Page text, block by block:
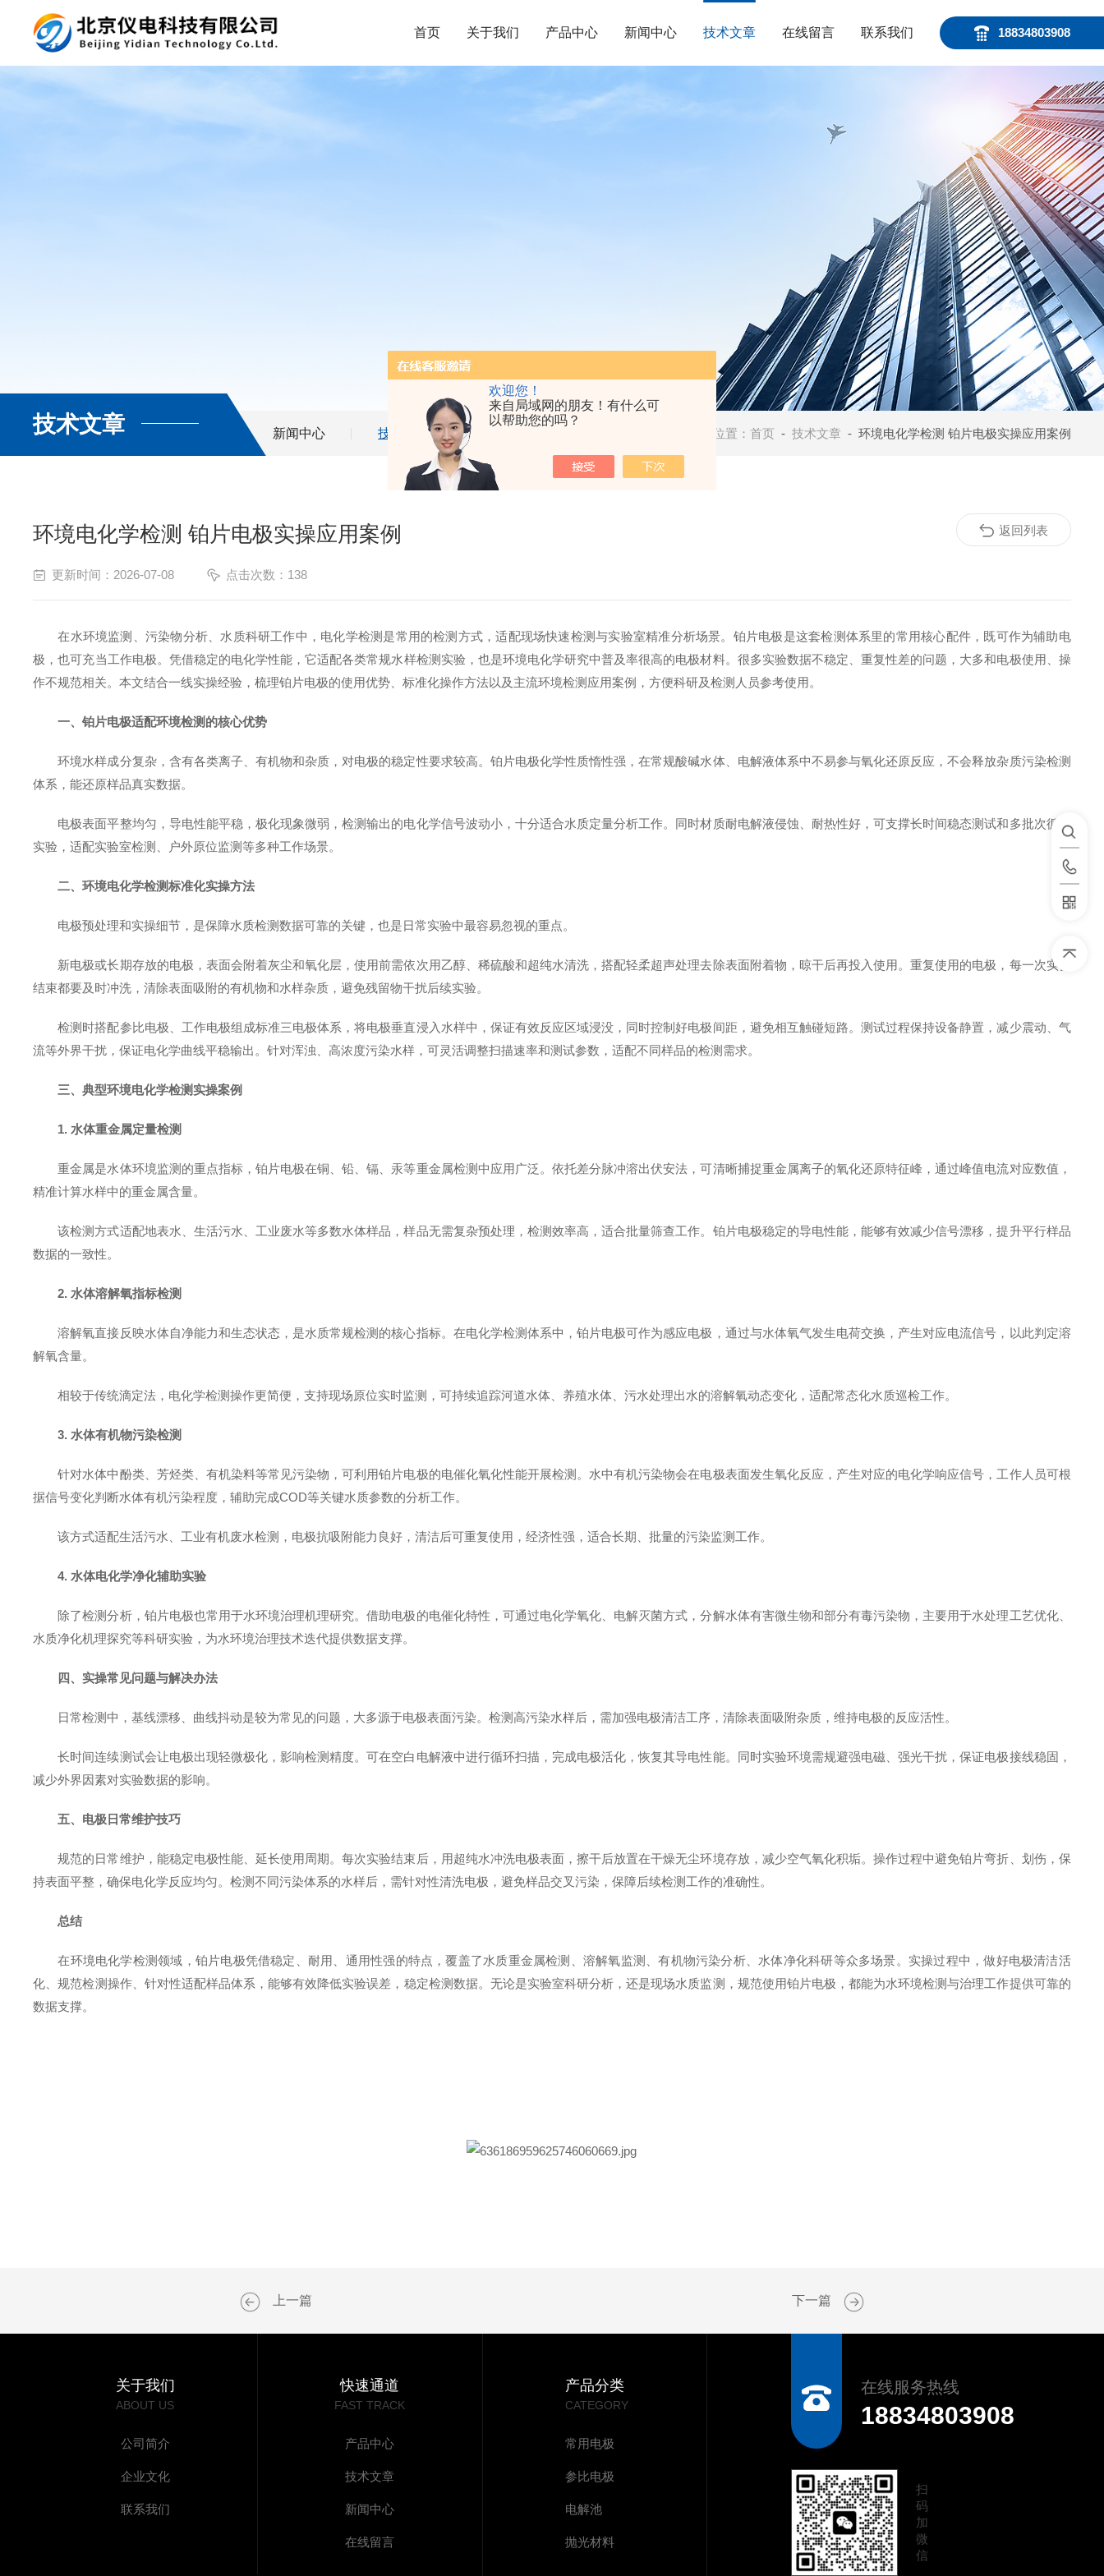
欢迎您！
来自局域网的朋友！有什么可
以帮助您的吗？
18834803908
首页 关于我们 产品中心 新闻中心 技术文章 在线留言 联系我们
技术文章 新闻中心 技术文章 当前位置： 首页 - 技术文章 - 环境电化学检测 铂片电极实操应用案例
环境电化学检测 铂片电极实操应用案例
更新时间：2026-07-08 点击次数：138
在水环境监测、污染物分析、水质科研工作中，电化学检测是常用的检测方式，适配现场快速检测与实验室精准分析场景。铂片电极是这套检测体系里的常用核心配件，既可作为辅助电
极，也可充当工作电极。凭借稳定的电化学性能，它适配各类常规水样检测实验，也是环境电化学研究中普及率很高的电极材料。很多实验数据不稳定、重复性差的问题，大多和电极使用、操
作不规范相关。本文结合一线实操经验，梳理铂片电极的使用优势、标准化操作方法以及主流环境检测应用案例，方便科研及检测人员参考使用。
一、铂片电极适配环境检测的核心优势
环境水样成分复杂，含有各类离子、有机物和杂质，对电极的稳定性要求较高。铂片电极化学性质惰性强，在常规酸碱水体、电解液体系中不易参与氧化还原反应，不会释放杂质污染检测
体系，能还原样品真实数据。
电极表面平整均匀，导电性能平稳，极化现象微弱，检测输出的电化学信号波动小，十分适合水质定量分析工作。同时材质耐电解液侵蚀、耐热性好，可支撑长时间稳态测试和多批次循环
实验，适配实验室检测、户外原位监测等多种工作场景。
二、环境电化学检测标准化实操方法
电极预处理和实操细节，是保障水质检测数据可靠的关键，也是日常实验中最容易忽视的重点。
新电极或长期存放的电极，表面会附着灰尘和氧化层，使用前需依次用乙醇、稀硫酸和超纯水清洗，搭配轻柔超声处理去除表面附着物，晾干后再投入使用。重复使用的电极，每一次实验
结束都要及时冲洗，清除表面吸附的有机物和水样杂质，避免残留物干扰后续实验。
检测时搭配参比电极、工作电极组成标准三电极体系，将电极垂直浸入水样中，保证有效反应区域浸没，同时控制好电极间距，避免相互触碰短路。测试过程保持设备静置，减少震动、气
流等外界干扰，保证电化学曲线平稳输出。针对浑浊、高浓度污染水样，可灵活调整扫描速率和测试参数，适配不同样品的检测需求。
三、典型环境电化学检测实操案例
1. 水体重金属定量检测
重金属是水体环境监测的重点指标，铂片电极在铜、铅、镉、汞等重金属检测中应用广泛。依托差分脉冲溶出伏安法，可清晰捕捉重金属离子的氧化还原特征峰，通过峰值电流对应数值，
精准计算水样中的重金属含量。
该检测方式适配地表水、生活污水、工业废水等多数水体样品，样品无需复杂预处理，检测效率高，适合批量筛查工作。铂片电极稳定的导电性能，能够有效减少信号漂移，提升平行样品
数据的一致性。
2. 水体溶解氧指标检测
溶解氧直接反映水体自净能力和生态状态，是水质常规检测的核心指标。在电化学检测体系中，铂片电极可作为感应电极，通过与水体氧气发生电荷交换，产生对应电流信号，以此判定溶
解氧含量。
相较于传统滴定法，电化学检测操作更简便，支持现场原位实时监测，可持续追踪河道水体、养殖水体、污水处理出水的溶解氧动态变化，适配常态化水质巡检工作。
3. 水体有机物污染检测
针对水体中酚类、芳烃类、有机染料等常见污染物，可利用铂片电极的电催化氧化性能开展检测。水中有机污染物会在电极表面发生氧化反应，产生对应的电化学响应信号，工作人员可根
据信号变化判断水体有机污染程度，辅助完成COD等关键水质参数的分析工作。
该方式适配生活污水、工业有机废水检测，电极抗吸附能力良好，清洁后可重复使用，经济性强，适合长期、批量的污染监测工作。
4. 水体电化学净化辅助实验
除了检测分析，铂片电极也常用于水环境治理机理研究。借助电极的电催化特性，可通过电化学氧化、电解灭菌方式，分解水体有害微生物和部分有毒污染物，主要用于水处理工艺优化、
水质净化机理探究等科研实验，为水环境治理技术迭代提供数据支撑。
四、实操常见问题与解决办法
日常检测中，基线漂移、曲线抖动是较为常见的问题，大多源于电极表面污染。检测高污染水样后，需加强电极清洁工序，清除表面吸附杂质，维持电极的反应活性。
长时间连续测试会让电极出现轻微极化，影响检测精度。可在空白电解液中进行循环扫描，完成电极活化，恢复其导电性能。同时实验环境需规避强电磁、强光干扰，保证电极接线稳固，
减少外界因素对实验数据的影响。
五、电极日常维护技巧
规范的日常维护，能稳定电极性能、延长使用周期。每次实验结束后，用超纯水冲洗电极表面，擦干后放置在干燥无尘环境存放，减少空气氧化积垢。操作过程中避免铂片弯折、划伤，保
持表面平整，确保电化学反应均匀。检测不同污染体系的水样后，需针对性清洗电极，避免样品交叉污染，保障后续检测工作的准确性。
总结
在环境电化学检测领域，铂片电极凭借稳定、耐用、通用性强的特点，覆盖了水质重金属检测、溶解氧监测、有机物污染分析、水体净化科研等众多场景。实操过程中，做好电极清洁活
化、规范检测操作、针对性适配样品体系，能够有效降低实验误差，稳定检测数据。无论是实验室科研分析，还是现场水质监测，规范使用铂片电极，都能为水环境检测与治理工作提供可靠的
数据支撑。
返回列表
上一篇 下一篇
关于我们
ABOUT US
公司简介
企业文化
联系我们
快速通道
FAST TRACK
产品中心
技术文章
新闻中心
在线留言
产品分类
CATEGORY
常用电极
参比电极
电解池
抛光材料
在线服务热线
18834803908
扫
码
加
微
信